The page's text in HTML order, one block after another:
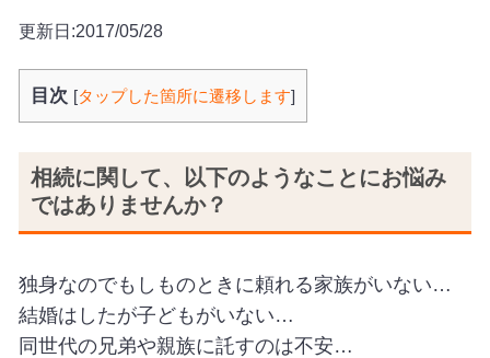
更新日:2017/05/28
目次 [タップした箇所に遷移します]
相続に関して、以下のようなことにお悩み
ではありませんか？
独身なのでもしものときに頼れる家族がいない…
結婚はしたが子どもがいない…
同世代の兄弟や親族に託すのは不安…